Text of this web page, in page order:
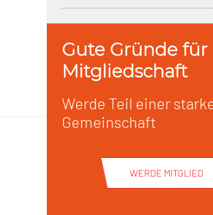
Gute Gründe für
Mitgliedschaft
Werde Teil einer
Gemeinschaft
WERDE MITGLIED